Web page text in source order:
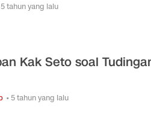
5 tahun yang lalu
Kak Seto soal
• 5 tahun yang lalu